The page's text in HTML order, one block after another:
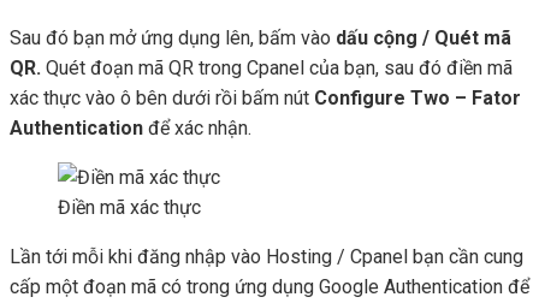
Sau đó bạn mở ứng dụng lên, bấm vào dấu cộng / Quét mã
QR. Quét đoạn mã QR trong Cpanel của bạn, sau đó điền mã
xác thực vào ô bên dưới rồi bấm nút Configure Two – Fator
Authentication để xác nhận.
Điền mã xác thực
Lần tới mỗi khi đăng nhập vào Hosting / Cpanel bạn cần cung
cấp một đoạn mã có trong ứng dụng Google Authentication để